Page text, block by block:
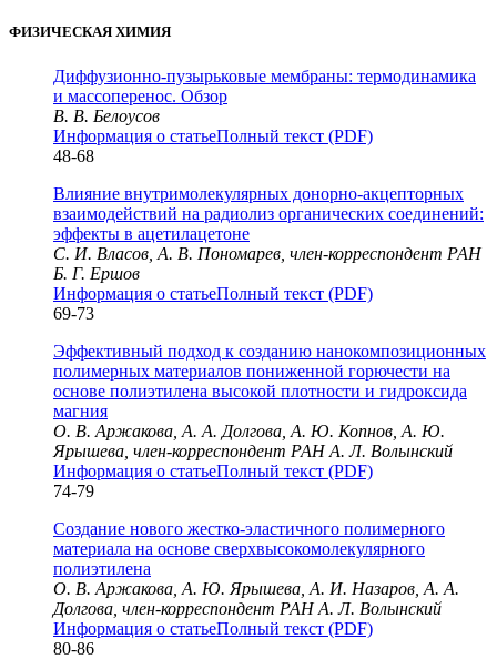
ФИЗИЧЕСКАЯ ХИМИЯ
Диффузионно-пузырьковые мембраны: термодинамика
и массоперенос. Обзор
В. В. Белоусов
Информация о статьеПолный текст (PDF)
48-68
Влияние внутримолекулярных донорно-акцепторных
взаимодействий на радиолиз органических соединений:
эффекты в ацетилацетоне
С. И. Власов, А. В. Пономарев, член-корреспондент РАН
Б. Г. Ершов
Информация о статьеПолный текст (PDF)
69-73
Эффективный подход к созданию нанокомпозиционных
полимерных материалов пониженной горючести на
основе полиэтилена высокой плотности и гидроксида
магния
О. В. Аржакова, А. А. Долгова, А. Ю. Копнов, А. Ю.
Ярышева, член-корреспондент РАН А. Л. Волынский
Информация о статьеПолный текст (PDF)
74-79
Создание нового жестко-эластичного полимерного
материала на основе сверхвысокомолекулярного
полиэтилена
О. В. Аржакова, А. Ю. Ярышева, А. И. Назаров, А. А.
Долгова, член-корреспондент РАН А. Л. Волынский
Информация о статьеПолный текст (PDF)
80-86